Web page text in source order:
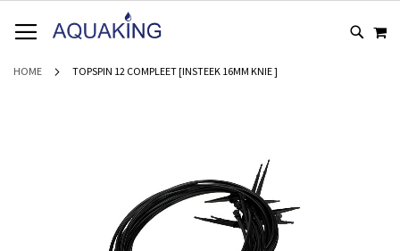
NAAR
DE
HOME TOPSPIN 12 COMPLEET [INSTEEK 16MM KNIE ]